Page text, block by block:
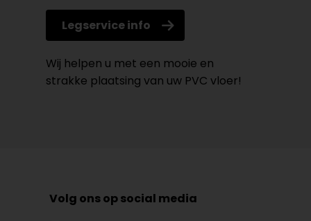
Legservice info
Wij helpen u met een mooie en
strakke plaatsing van uw PVC vloer!
Volg ons op social media